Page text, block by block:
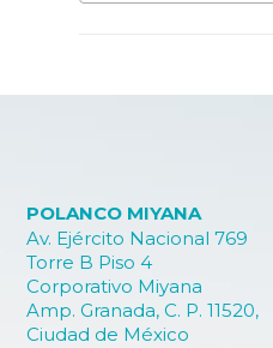
POLANCO MIYANA
Av. Ejército Nacional 769
Torre B Piso 4
Corporativo Miyana
Amp. Granada, C. P. 11520,
Ciudad de México